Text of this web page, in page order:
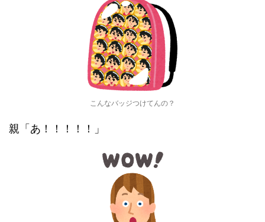
こんなバッジつけてんの？
親「あ！！！！！」